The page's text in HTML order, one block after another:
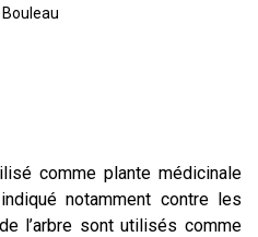
Bouleau
comme plante médicinale
notamment contre les
l’arbre sont utilisés comme